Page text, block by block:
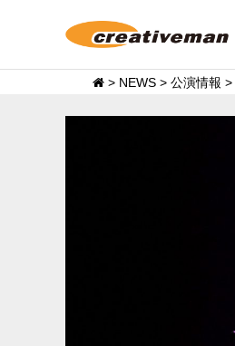
> NEWS > 公演情報 >